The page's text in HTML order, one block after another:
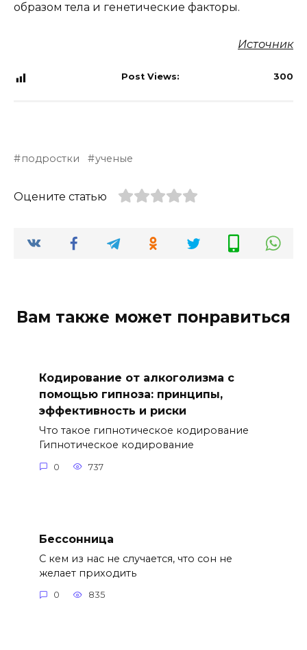
образом тела и генетические факторы.
Источник
Post Views: 300
подростки ученые
Оцените статью
Вам также может понравиться
Кодирование от алкоголизма с
помощью гипноза: принципы,
эффективность и риски
Что такое гипнотическое кодирование
Гипнотическое кодирование
0 737
Бессонница
С кем из нас не случается, что сон не
желает приходить
0 835